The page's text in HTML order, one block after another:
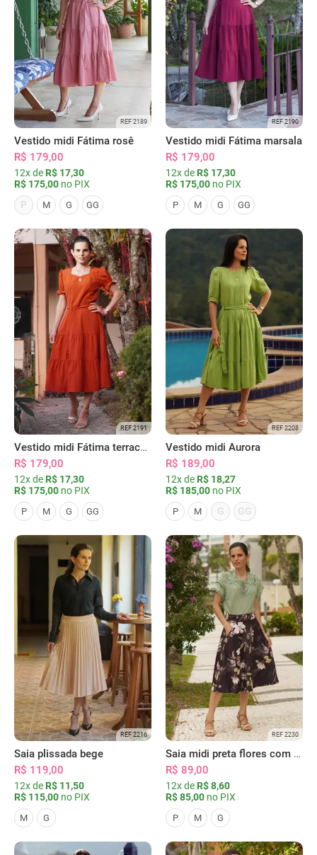
REF 2189
Vestido midi Fátima rosê
R$ 179,00
12x de R$ 17,30
R$ 175,00 no PIX
P
M G GG
REF 2190
Vestido midi Fátima marsala
R$ 179,00
12x de R$ 17,30
R$ 175,00 no PIX
P M G GG
REF 2191
Vestido midi Fátima terracota
R$ 179,00
12x de R$ 17,30
R$ 175,00 no PIX
P M G GG
REF 2208
Vestido midi Aurora
R$ 189,00
12x de R$ 18,27
R$ 185,00 no PIX
P M G GG
REF 2216
Saia plissada bege
R$ 119,00
12x de R$ 11,50
R$ 115,00 no PIX
M G
REF 2230
Saia midi preta flores com bolsos
R$ 89,00
12x de R$ 8,60
R$ 85,00 no PIX
P M G